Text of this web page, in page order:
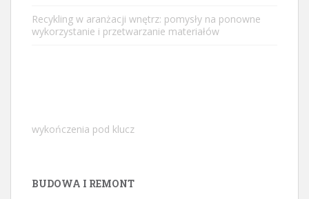
Recykling w aranżacji wnętrz: pomysły na ponowne
wykorzystanie i przetwarzanie materiałów
wykończenia pod klucz
BUDOWA I REMONT